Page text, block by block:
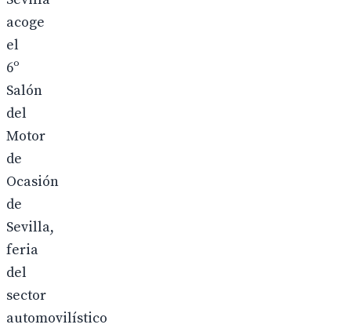
acoge
el
6º
Salón
del
Motor
de
Ocasión
de
Sevilla,
feria
del
sector
automovilístico